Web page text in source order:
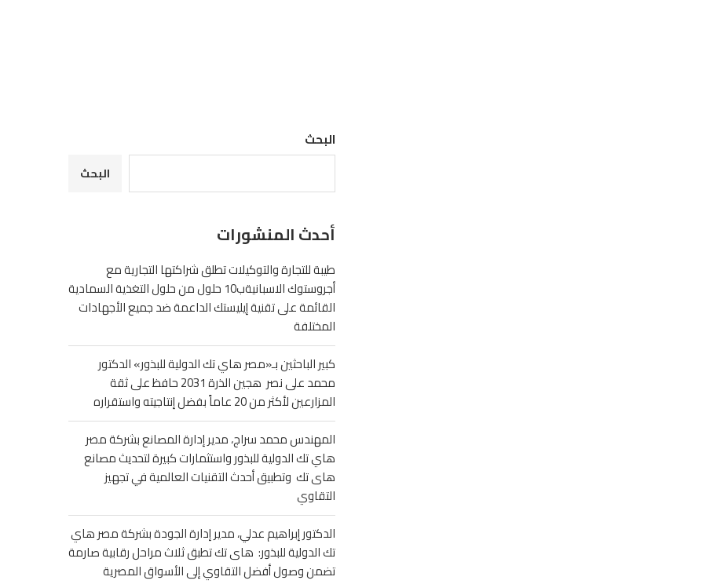
البحث
البحث
أحدث المنشورات
طيبة للتجارة والتوكيلات تطلق شراكتها التجارية مع
أجروستوك الاسبانيةب10 حلول من حلول التغذية السمادية
القائمة على تقنية إيليستك الداعمة ضد جميع الأجهادات
المختلفة
كبير الباحثين بـ«مصر هاي تك الدولية للبذور» الدكتور
محمد على نصر هجين الذرة 2031 حافظ على ثقة
المزارعين لأكثر من 20 عاماً بفضل إنتاجيته واستقراره
المهندس محمد سراج، مدير إدارة المصانع بشركة مصر
هاي تك الدولية للبذور واستثمارات كبيرة لتحديث مصانع
هاى تك وتطبيق أحدث التقنيات العالمية في تجهيز
التقاوي
الدكتور إبراهيم عدلي، مدير إدارة الجودة بشركة مصر هاي
تك الدولية للبذور: هاى تك تطبق ثلاث مراحل رقابية صارمة
تضمن وصول أفضل التقاوي إلى الأسواق المصرية